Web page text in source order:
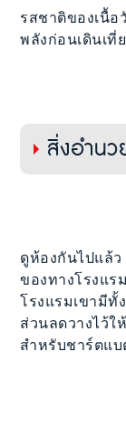
รสชาติของเนื้อ
พลังก่อนเดินเที่
สิ่งอำน
ดูห้องกันไปแล้
ของทางโรงแ
โรงแรมเขามีทั้
ส่วนลดวางไว้ใ
สำหรับชาร์ตแบ